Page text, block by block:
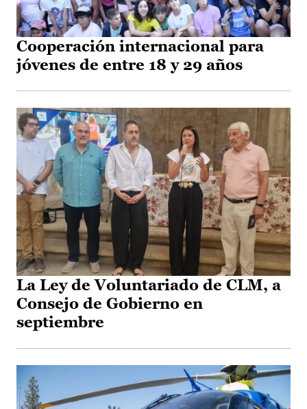
Cooperación internacional para
jóvenes de entre 18 y 29 años
La Ley de Voluntariado de CLM, a
Consejo de Gobierno en
septiembre